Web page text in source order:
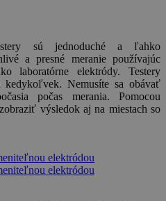
sú jednoduché a ľahko
a presné meranie používajúc
laboratórne elektródy. Testery
Nemusíte sa obávať
počas merania. Pomocou
výsledok aj na miestach so